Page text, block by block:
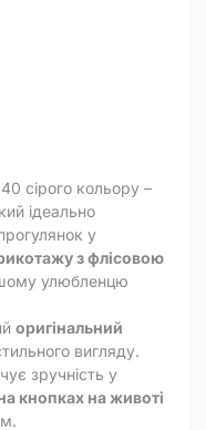
сірого кольору –
ідеально
у
з флісовою
улюбленцю
оригінальний
вигляду.
зручність у
кнопках на животі